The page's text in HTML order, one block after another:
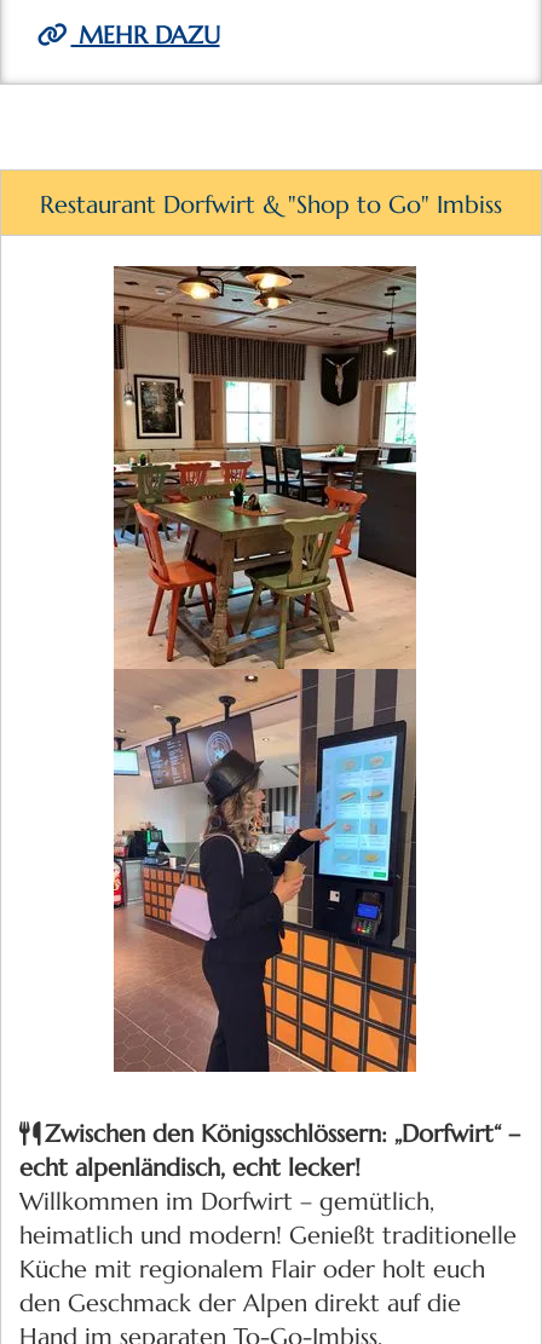
MEHR DAZU
Restaurant Dorfwirt & "Shop to Go" Imbiss
Zwischen den Königsschlössern: „Dorfwirt“ –
echt alpenländisch, echt lecker!
Willkommen im Dorfwirt – gemütlich,
heimatlich und modern! Genießt traditionelle
Küche mit regionalem Flair oder holt euch
den Geschmack der Alpen direkt auf die
Hand im separaten To-Go-Imbiss.